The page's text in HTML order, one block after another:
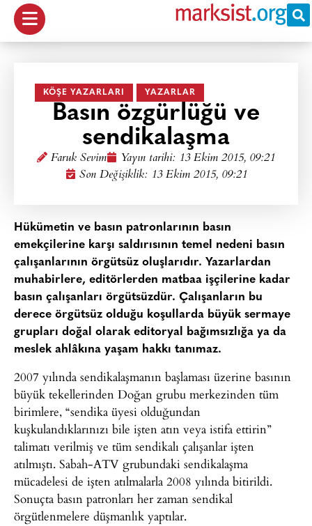
KÖŞE YAZARLARI YAZARLAR
Basın özgürlüğü ve
sendikalaşma
Faruk Sevim Yayın tarihi: 13 Ekim 2015, 09:21
Son Değişiklik: 13 Ekim 2015, 09:21
Hükümetin ve basın patronlarının basın
emekçilerine karşı saldırısının temel nedeni basın
çalışanlarının örgütsüz oluşlarıdır. Yazarlardan
muhabirlere, editörlerden matbaa işçilerine kadar
basın çalışanları örgütsüzdür. Çalışanların bu
derece örgütsüz olduğu koşullarda büyük sermaye
grupları doğal olarak editoryal bağımsızlığa ya da
meslek ahlâkına yaşam hakkı tanımaz.
2007 yılında sendikalaşmanın başlaması üzerine basının
büyük tekellerinden Doğan grubu merkezinden tüm
birimlere, “sendika üyesi olduğundan
kuşkulandıklarınızı bile işten atın veya istifa ettirin”
talimatı verilmiş ve tüm sendikalı çalışanlar işten
atılmıştı. Sabah-ATV grubundaki sendikalaşma
mücadelesi de işten atılmalarla 2008 yılında bitirildi.
Sonuçta basın patronları her zaman sendikal
örgütlenmelere düşmanlık yaptılar.